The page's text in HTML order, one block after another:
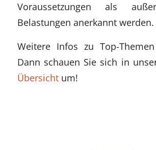
Voraussetzungen als
Belastungen anerkannt werden.
Weitere Infos zu Top-
Dann schauen Sie sich in
Übersichtum!